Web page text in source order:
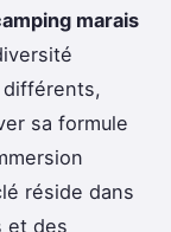
marais
différents,
sa formule
réside dans
et des